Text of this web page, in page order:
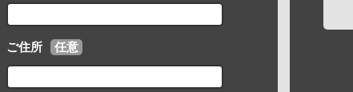
ご住所 任意